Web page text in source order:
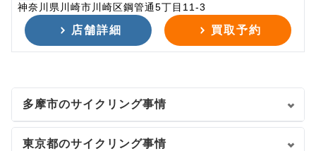
神奈川県川崎市川崎区鋼管通5丁目11-3
店舗詳細 買取予約
多摩市のサイクリング事情
東京都のサイクリング事情